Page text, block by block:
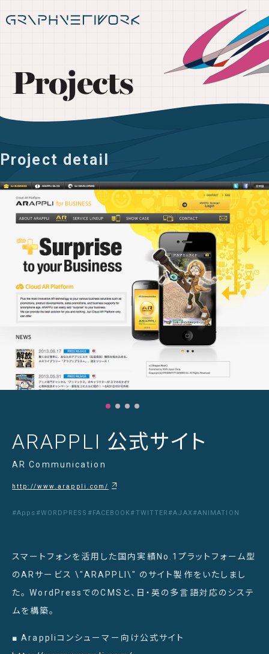
Projects
Project detail
ARAPPLI 公式サイト
AR Communication
http://www.arappli.com/
#Apps #WORDPRESS #FACEBOOK#TWITTER #AJAX #ANIMATION
スマートフォンを活用した国内実績No.1プラットフォーム型
のARサービス \"ARAPPLI\" のサイト製作をいたしまし
た。 WordPressでのCMSと、日・英の多言語対応のシステ
ムを構築。
■ Arappliコンシューマー向け公式サイト